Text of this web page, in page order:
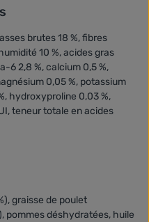
brutes 18 %, fibres
10 %, acides gras
6 2,8 %, calcium 0,5 %,
0,05 %, potassium
hydroxyproline 0,03 %,
teneur totale en acides
graisse de poulet
pommes déshydratées, huile